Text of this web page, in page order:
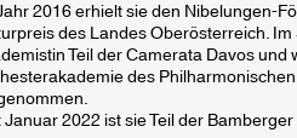
2016 erhielt sie den Nibelungen-
des Landes Oberösterreich.
Teil der Camerata Davos
des
2022 ist sie Teil der